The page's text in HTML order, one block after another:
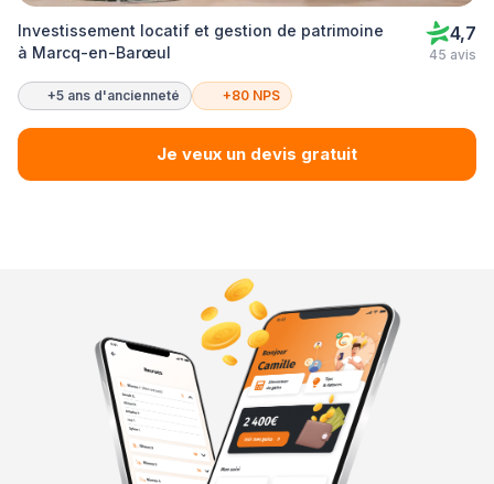
Investissement locatif et gestion de patrimoine
à Marcq-en-Barœul
4,7
45 avis
+5 ans d'ancienneté +80 NPS
Je veux un devis gratuit